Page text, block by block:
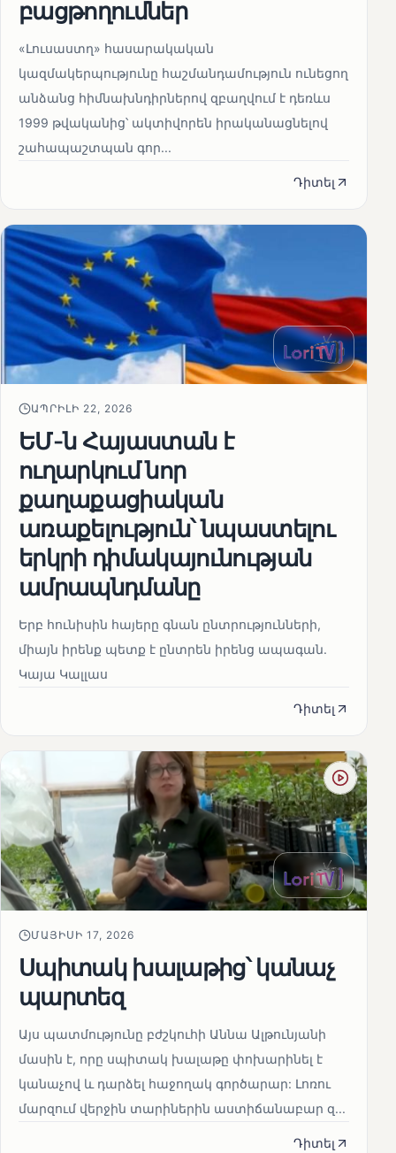
բացթողումներ
«Լուսաստղ» հասարակական
կազմակերպությունը հաշմանդամություն ունեցող
անձանց հիմնախնդիրներով զբաղվում է դեռևս
1999 թվականից՝ ակտիվորեն իրականացնելով
շահապաշտպան գոր...
Դիտել
ԱՊՐԻԼԻ 22, 2026
ԵՄ-ն Հայաստան է
ուղարկում նոր
քաղաքացիական
առաքելություն՝ նպաստելու
երկրի դիմակայունության
ամրապնդմանը
Երբ հունիսին հայերը գնան ընտրությունների,
միայն իրենք պետք է ընտրեն իրենց ապագան.
Կայա Կալլաս
Դիտել
ՄԱՅԻՍԻ 17, 2026
Սպիտակ խալաթից՝ կանաչ
պարտեզ
Այս պատմությունը բժշկուհի Աննա Ալթունյանի
մասին է, որը սպիտակ խալաթը փոխարինել է
կանաչով և դարձել հաջողակ գործարար: Լոռու
մարզում վերջին տարիներին աստիճանաբար զ...
Դիտել